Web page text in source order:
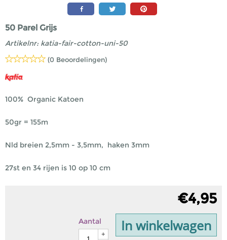
50 Parel Grijs
Artikelnr: katia-fair-cotton-uni-50
(0 Beoordelingen)
100% Organic Katoen
50gr = 155m
Nld breien 2,5mm - 3,5mm, haken 3mm
27st en 34 rijen is 10 op 10 cm
€4,95
Aantal
+
In winkelwagen